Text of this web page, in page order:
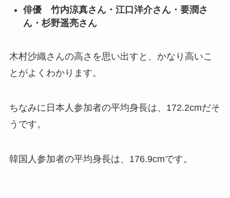
俳優 竹内涼真さん・江口洋介さん・要潤さ
ん・杉野遥亮さん
木村沙織さんの高さを思い出すと、かなり高いこ
とがよくわかります。
ちなみに日本人参加者の平均身長は、172.2cmだそ
うです。
韓国人参加者の平均身長は、176.9cmです。